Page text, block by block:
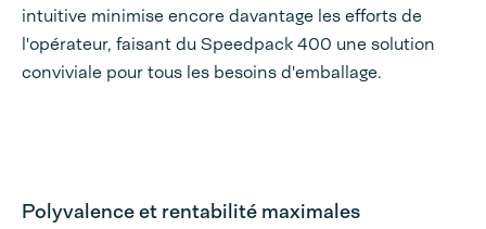
intuitive minimise encore davantage les efforts de
l'opérateur, faisant du Speedpack 400 une solution
conviviale pour tous les besoins d'emballage.
Polyvalence et rentabilité maximales